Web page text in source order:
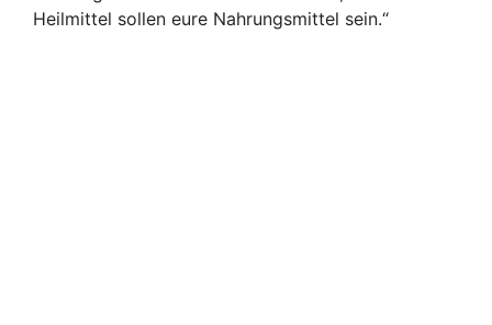
Heilmittel sollen eure Nahrungsmittel sein.“